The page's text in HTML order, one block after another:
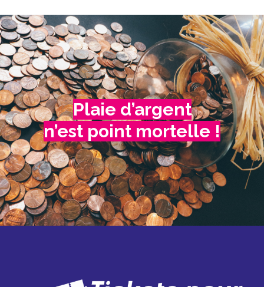
Plaie d’argent
n’est point mortelle !